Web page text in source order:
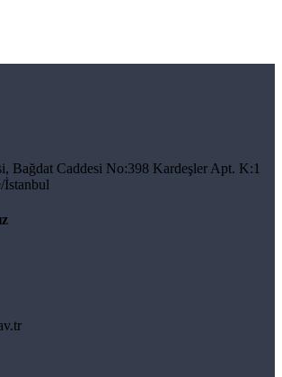
Bağdat Caddesi No:398 Kardeşler Apt. K:1
İstanbul